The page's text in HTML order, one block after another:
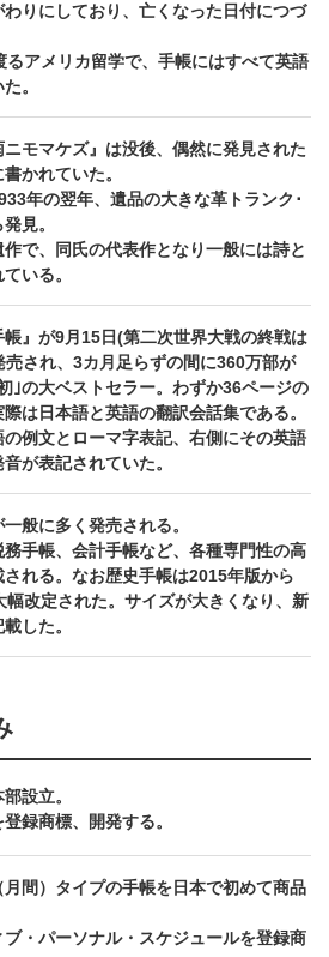
わりにしており、亡くなった日付につづ
るアメリカ留学で、手帳にはすべて英語
。
モマケズ』は没後、偶然に発見された
かれていた。
年の翌年、遺品の大きな革トランク･
見。
で、同氏の代表作となり一般には詩と
いる。
帳』が9月15日(第二次世界大戦の終戦は
売され、3カ月足らずの間に360万部が
｣の大ベストセラー。わずか36ページの
は日本語と英語の翻訳会話集である。
例文とローマ字表記、右側にその英語
が表記されていた。
般に多く発売される。
手帳、会計手帳など、各種専門性の高
される。なお歴史手帳は2015年版から
幅改定された。サイズが大きくなり、新
した。
設立。
録商標、開発する。
月間）タイプの手帳を日本で初めて商品
ブ・パーソナル・スケジュールを登録商